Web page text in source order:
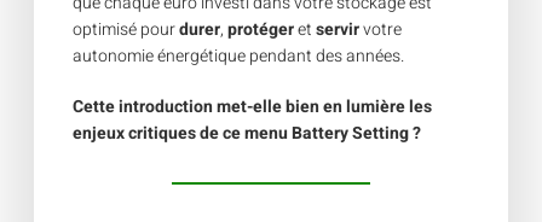
optimisé pourdurer,protégeretservirvotre
autonomie énergétique pendant des années.
Cette introduction met-elle bien en lumière les
enjeux critiques de ce menu Battery Setting?